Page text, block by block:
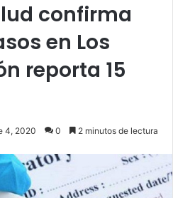
confirma
en Los
reporta 15
4, 2020 0 2 minutos de lectura